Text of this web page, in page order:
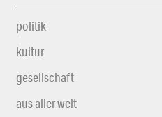
politik
kultur
gesellschaft
aus aller welt